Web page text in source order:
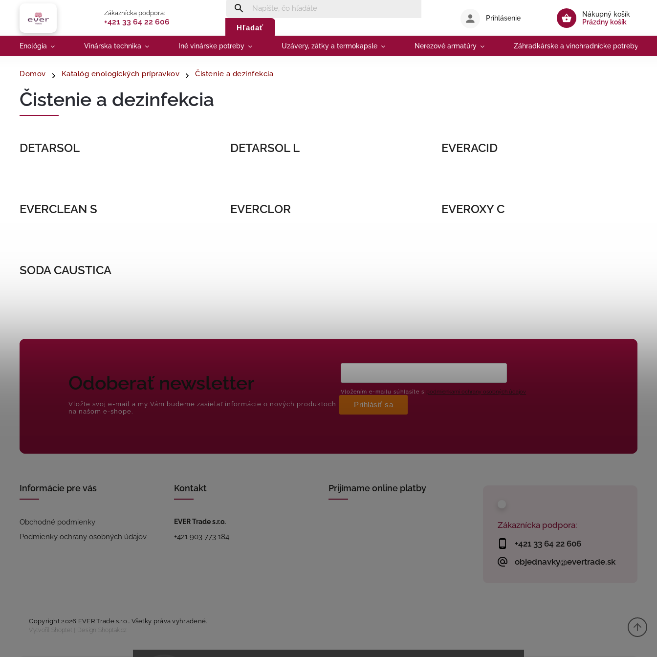
Zákaznícka podpora:
+421 33 64 22 606
Hľadať
Nákupný košík
Prázdny košík
Prihlásenie
Enológia Vinárska technika Iné vinárske potreby Uzávery, zátky a termokapsle Nerezové armatúry Záhradkárske a vinohradnícke potreby
Domov Katalóg enologických prípravkov Čistenie a dezinfekcia
Čistenie a dezinfekcia
DETARSOL DETARSOL L EVERACID
EVERCLEAN S EVERCLOR EVEROXY C
SODA CAUSTICA
Zákaznícka podpora:
+421 33 64 22 606
objednavky@evertrade.sk
Odoberať newsletter
Vložte svoj e-mail a my Vám budeme zasielať informácie o nových produktoch
na našom e-shope.
Vložením e-mailu súhlasíte s podmienkami ochrany osobných údajov
Prihlásiť sa
Informácie pre vás
Obchodné podmienky
Podmienky ochrany osobných údajov
Kontakt
EVER Trade s.r.o.
+421 903 773 184
Prijímame online platby
Copyright 2026 EVER Trade s.r.o.. Všetky práva vyhradené.
Vytvořil Shoptet | Design Shoptak.cz